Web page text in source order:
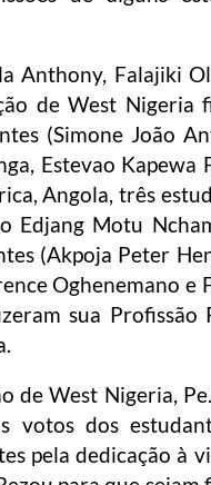
Anthony, Falajiki
de West Nigeria
(Simone João
Estevao Kapewa
Angola, três
Edjang Motu
(Akpoja Peter
Oghenemano e
sua Profissão
de West Nigeria,
votos dos
pela dedicação à